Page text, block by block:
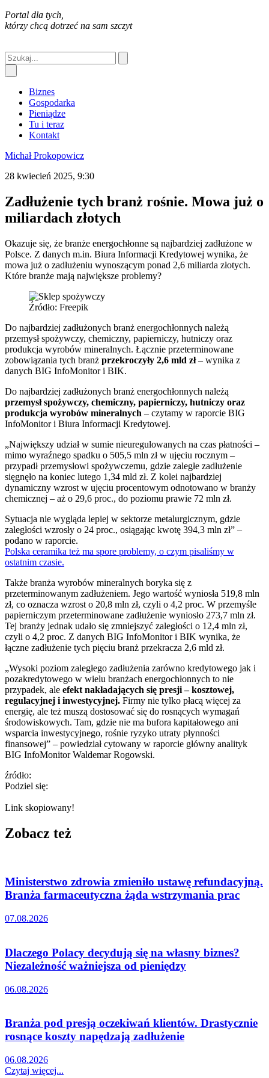
Portal dla tych,
którzy chcą dotrzeć na sam szczyt
Biznes
Gospodarka
Pieniądze
Tu i teraz
Kontakt
Michał Prokopowicz
28 kwiecień 2025, 9:30
Zadłużenie tych branż rośnie. Mowa już o
miliardach złotych
Okazuje się, że branże energochłonne są najbardziej zadłużone w
Polsce. Z danych m.in. Biura Informacji Kredytowej wynika, że
mowa już o zadłużeniu wynoszącym ponad 2,6 miliarda złotych.
Które branże mają największe problemy?
Źródło: Freepik
Do najbardziej zadłużonych branż energochłonnych należą
przemysł spożywczy, chemiczny, papierniczy, hutniczy oraz
produkcja wyrobów mineralnych. Łącznie przeterminowane
zobowiązania tych branż przekroczyły 2,6 mld zł– wynika z
danych BIG InfoMonitor i BIK.
Do najbardziej zadłużonych branż energochłonnych należą
przemysł spożywczy, chemiczny, papierniczy, hutniczy oraz
produkcja wyrobów mineralnych – czytamy w raporcie BIG
InfoMonitor i Biura Informacji Kredytowej.
„Największy udział w sumie nieuregulowanych na czas płatności –
mimo wyraźnego spadku o 505,5 mln zł w ujęciu rocznym –
przypadł przemysłowi spożywczemu, gdzie zaległe zadłużenie
sięgnęło na koniec lutego 1,34 mld zł. Z kolei najbardziej
dynamiczny wzrost w ujęciu procentowym odnotowano w branży
chemicznej – aż o 29,6 proc., do poziomu prawie 72 mln zł.
Sytuacja nie wygląda lepiej w sektorze metalurgicznym, gdzie
zaległości wzrosły o 24 proc., osiągając kwotę 394,3 mln zł” –
podano w raporcie.
Polska ceramika też ma spore problemy, o czym pisaliśmy w
ostatnim czasie.
Także branża wyrobów mineralnych boryka się z
przeterminowanym zadłużeniem. Jego wartość wyniosła 519,8 mln
zł, co oznacza wzrost o 20,8 mln zł, czyli o 4,2 proc. W przemyśle
papierniczym przeterminowane zadłużenie wyniosło 273,7 mln zł.
Tej branży jednak udało się zmniejszyć zaległości o 12,4 mln zł,
czyli o 4,2 proc. Z danych BIG InfoMonitor i BIK wynika, że
łączne zadłużenie tych pięciu branż przekracza 2,6 mld zł.
„Wysoki poziom zaległego zadłużenia zarówno kredytowego jak i
pozakredytowego w wielu branżach energochłonnych to nie
przypadek, ale efekt nakładających się presji – kosztowej,
regulacyjnej i inwestycyjnej. Firmy nie tylko płacą więcej za
energię, ale też muszą dostosować się do rosnących wymagań
środowiskowych. Tam, gdzie nie ma bufora kapitałowego ani
wsparcia inwestycyjnego, rośnie ryzyko utraty płynności
finansowej” – powiedział cytowany w raporcie główny analityk
BIG InfoMonitor Waldemar Rogowski.
źródło:
Podziel się:
Link skopiowany!
Zobacz też
Ministerstwo zdrowia zmieniło ustawę refundacyjną.
Branża farmaceutyczna żąda wstrzymania prac
07.08.2026
Dlaczego Polacy decydują się na własny biznes?
Niezależność ważniejsza od pieniędzy
06.08.2026
Branża pod presją oczekiwań klientów. Drastycznie
rosnące koszty napędzają zadłużenie
06.08.2026
Czytaj więcej...